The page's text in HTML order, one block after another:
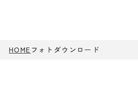
HOME フォトダウンロード